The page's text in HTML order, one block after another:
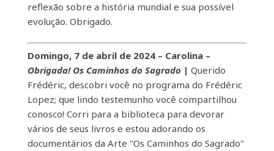
reflexão sobre a história mundial e sua possível
evolução. Obrigado.
Domingo, 7 de abril de 2024 – Carolina –
Obrigada! Os Caminhos do Sagrado | Querido
Frédéric, descobri você no programa do Frédéric
Lopez; que lindo testemunho você compartilhou
conosco! Corri para a biblioteca para devorar
vários de seus livros e estou adorando os
documentários da Arte "Os Caminhos do Sagrado"